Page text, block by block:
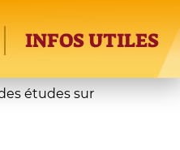
INFOS UTILES
études sur